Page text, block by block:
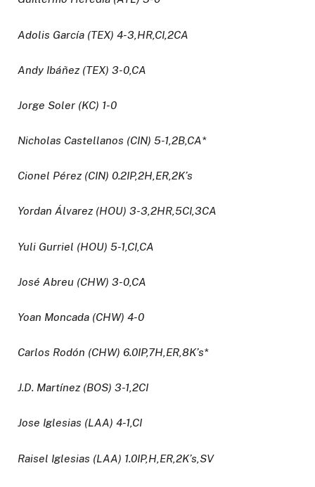
Adolis García (TEX) 4-3,HR,CI,2CA
Andy Ibáñez (TEX) 3-0,CA
Jorge Soler (KC) 1-0
Nicholas Castellanos (CIN) 5-1,2B,CA*
Cionel Pérez (CIN) 0.2IP,2H,ER,2K’s
Yordan Álvarez (HOU) 3-3,2HR,5CI,3CA
Yuli Gurriel (HOU) 5-1,CI,CA
José Abreu (CHW) 3-0,CA
Yoan Moncada (CHW) 4-0
Carlos Rodón (CHW) 6.0IP,7H,ER,8K’s*
J.D. Martínez (BOS) 3-1,2CI
Jose Iglesias (LAA) 4-1,CI
Raisel Iglesias (LAA) 1.0IP,H,ER,2K’s,SV